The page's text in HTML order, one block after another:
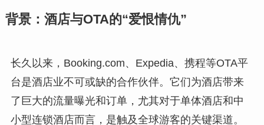
背景：酒店与OTA的“爱恨情仇”
长久以来，Booking.com、Expedia、携程等OTA平
台是酒店业不可或缺的合作伙伴。它们为酒店带来
了巨大的流量曝光和订单，尤其对于单体酒店和中
小型连锁酒店而言，是触及全球游客的关键渠道。